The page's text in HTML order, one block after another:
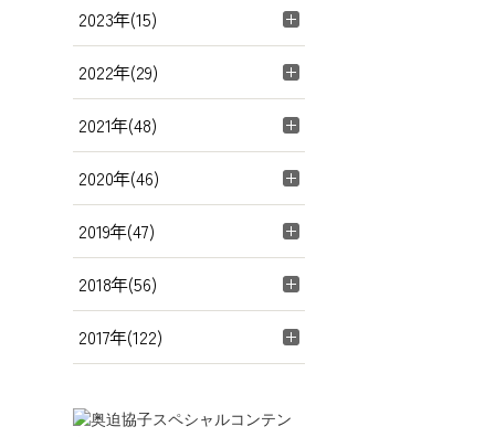
2023年(15)
2022年(29)
2021年(48)
2020年(46)
2019年(47)
2018年(56)
2017年(122)